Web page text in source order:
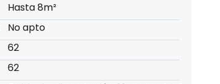
Hasta 8m²
No apto
62
62